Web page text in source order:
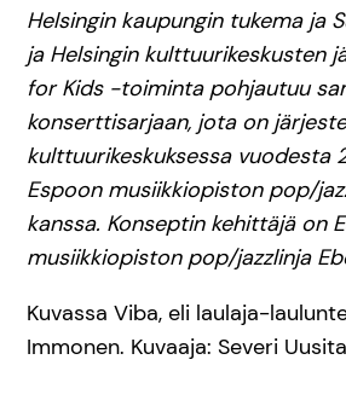
Helsingin kaupungin tukema ja
ja Helsingin kulttuurikeskusten
for Kids -toiminta pohjautuu
konserttisarjaan, jota on
kulttuurikeskuksessa vuodesta
Espoon musiikkiopiston pop/
kanssa. Konseptin kehittäjä on
musiikkiopiston pop/jazzlinja
Kuvassa Viba, eli laulaja-
Immonen. Kuvaaja: Severi